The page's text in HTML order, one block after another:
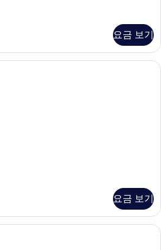
요금 보기
요금 보기